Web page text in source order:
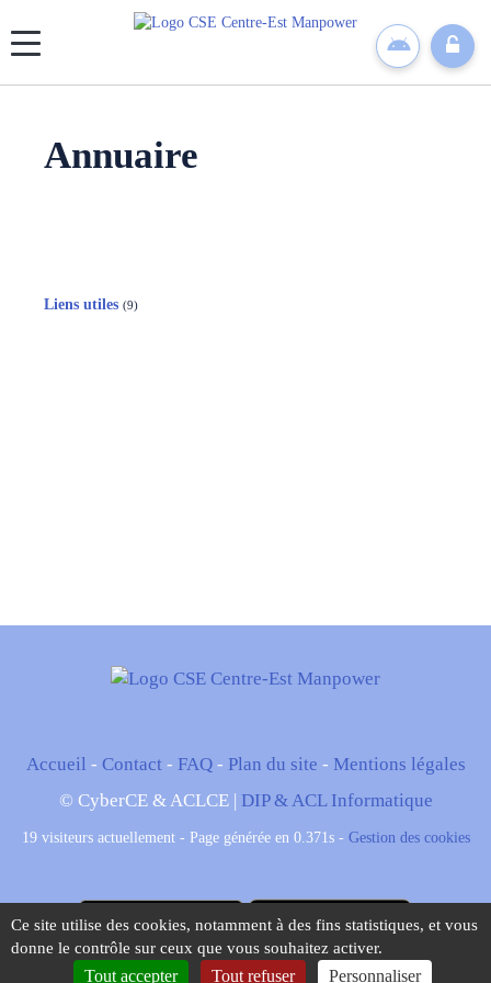
Annuaire
Liens utiles (9)
Accueil - Contact- FAQ- Plan du site - Mentions légales
© CyberCE & ACLCE | DIP & ACL Informatique
19 visiteurs actuellement - Page générée en 0.371s - Gestion des cookies
Panneau de gestion des cookies
Ce site utilise des cookies, notamment à des fins statistiques, et vous
donne le contrôle sur ceux que vous souhaitez activer.
Tout accepter Tout refuser Personnaliser